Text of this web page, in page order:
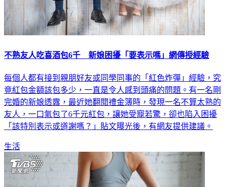
不熟友人吃喜酒包6千 新娘困擾「要表示嗎」網傳授經驗
每個人都有接到親朋好友或同學同事的「紅色炸彈」經驗，究
竟紅包金額該包多少，一直是令人感到頭痛的問題。有一名剛
完婚的新娘透露，最近她翻閱禮金簿時，發現一名不算太熟的
友人，一口氣包了6千元紅包，讓她受寵若驚，卻也陷入困擾
「該特別表示或道謝嗎？」貼文曝光後，有網友提供建議。
生活